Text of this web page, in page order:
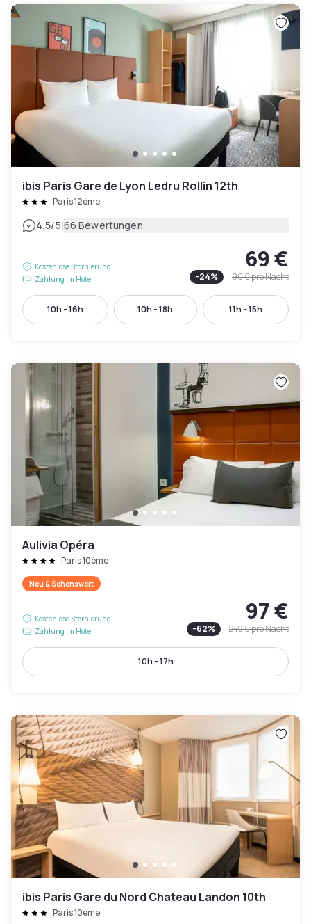
ibis Paris Gare de Lyon Ledru Rollin 12th
Paris 12ème
4.5/5|66 Bewertungen
Kostenlose Stornierung
Zahlung im Hotel
69 €
-24% 90 €pro Nacht
10h - 16h 10h - 18h 11h - 15h
Aulivia Opéra
Paris 10ème
Neu & Sehenswert
Kostenlose Stornierung
Zahlung im Hotel
97 €
-62% 249 €pro Nacht
10h - 17h
ibis Paris Gare du Nord Chateau Landon 10th
Paris 10ème